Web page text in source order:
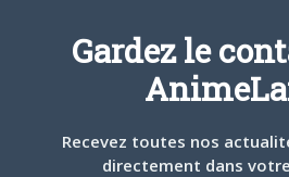
Se souvenir de moi
Gardez le
Recevez toutes nos
directement dans